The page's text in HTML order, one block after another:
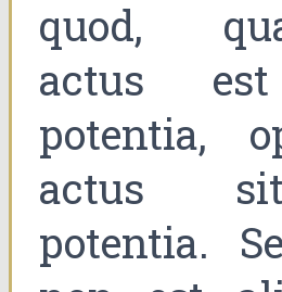
quod,
actus
potentia,
actus
potentia.